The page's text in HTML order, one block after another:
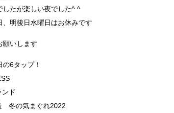
したが楽しい夜でした^ ^
、明後日水曜日はお休みです
願いします
6タップ！
ド
冬の気まぐれ2022